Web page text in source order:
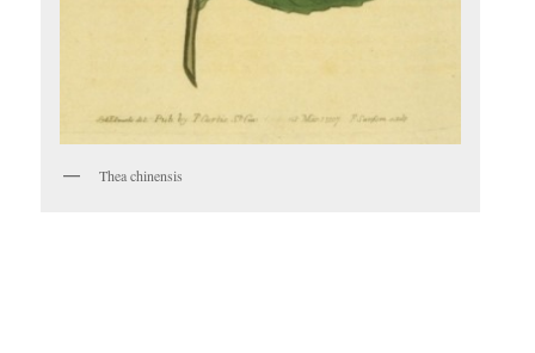
Thea chinensis